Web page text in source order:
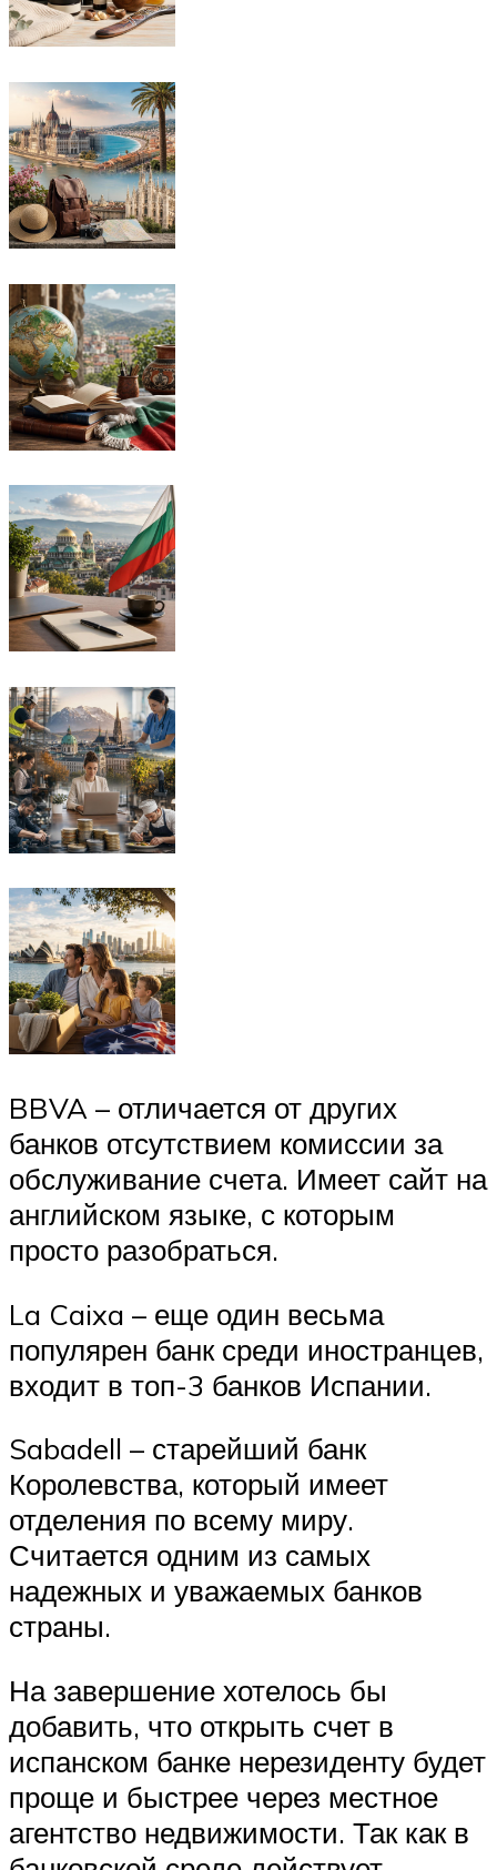
BBVA – отличается от других
банков отсутствием комиссии за
обслуживание счета. Имеет сайт на
английском языке, с которым
просто разобраться.
La Caixa – еще один весьма
популярен банк среди иностранцев,
входит в топ-3 банков Испании.
Sabadell – старейший банк
Королевства, который имеет
отделения по всему миру.
Считается одним из самых
надежных и уважаемых банков
страны.
На завершение хотелось бы
добавить, что открыть счет в
испанском банке нерезиденту будет
проще и быстрее через местное
агентство недвижимости. Так как в